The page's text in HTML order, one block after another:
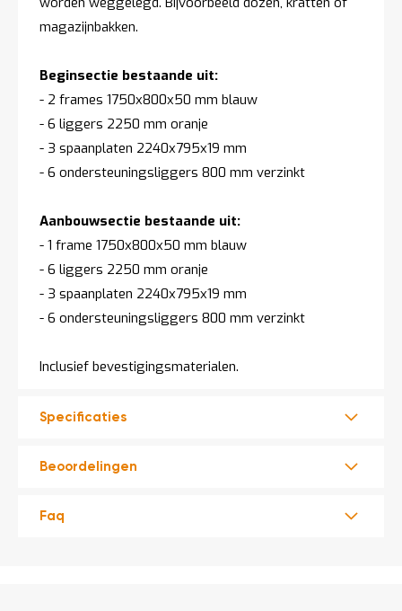
magazijnbakken.
Beginsectie bestaande uit:
- 2 frames 1750x800x50 mm blauw
- 6 liggers 2250 mm oranje
- 3 spaanplaten 2240x795x19 mm
- 6 ondersteuningsliggers 800 mm verzinkt
Aanbouwsectie bestaande uit:
- 1 frame 1750x800x50 mm blauw
- 6 liggers 2250 mm oranje
- 3 spaanplaten 2240x795x19 mm
- 6 ondersteuningsliggers 800 mm verzinkt
Inclusief bevestigingsmaterialen.
Specificaties
Beoordelingen
Faq